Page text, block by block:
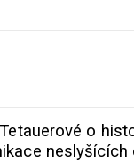
o
neslyšících